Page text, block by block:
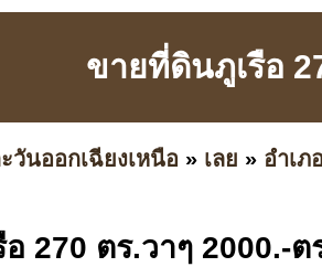
ขายที่ดินภูเรือ
วันออกเฉียงเหนือ » เลย » อำเภ
270 ตร.วาๆ 2000.-ต